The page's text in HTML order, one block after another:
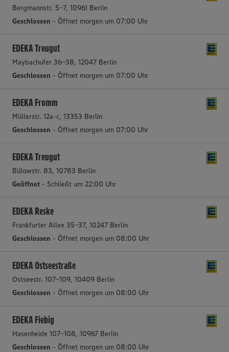
Bergmannstr. 5-7, 10961 Berlin
Geschlossen - Öffnet morgen um 07:00 Uhr
EDEKA Treugut
Maybachufer 36-38, 12047 Berlin
Geschlossen - Öffnet morgen um 07:00 Uhr
EDEKA Fromm
Müllerstr. 12a-c, 13353 Berlin
Geschlossen - Öffnet morgen um 07:00 Uhr
EDEKA Treugut
Bülowstr. 83, 10783 Berlin
Geöffnet - Schließt um 22:00 Uhr
EDEKA Reske
Frankfurter Allee 35-37, 10247 Berlin
Geschlossen - Öffnet morgen um 08:00 Uhr
EDEKA Ostseestraße
Ostseestr. 107-109, 10409 Berlin
Geschlossen - Öffnet morgen um 08:00 Uhr
EDEKA Fiebig
Hasenheide 107-108, 10967 Berlin
Geschlossen - Öffnet morgen um 08:00 Uhr